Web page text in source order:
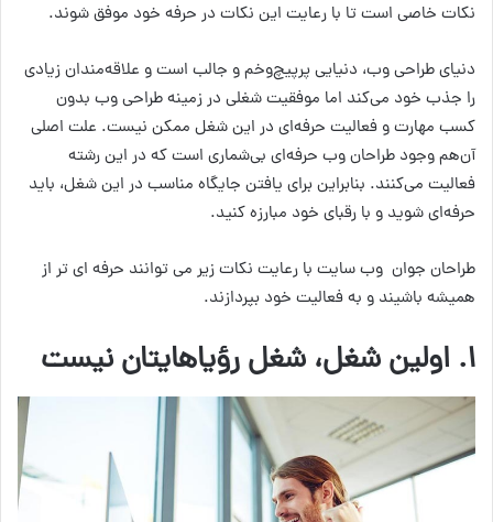
نکات خاصی است تا با رعایت این نکات در حرفه خود موفق شوند.
دنیای طراحی وب، دنیایی پرپیچ‌وخم و جالب است و علاقه‌مندان زیادی
را جذب خود می‌کند اما موفقیت شغلی در زمینه طراحی وب بدون
کسب مهارت و فعالیت حرفه‌ای در این شغل ممکن نیست. علت اصلی
آن‌هم وجود طراحان وب حرفه‌ای بی‌شماری است که در این رشته
فعالیت می‌کنند. بنابراین برای یافتن جایگاه مناسب در این شغل، باید
حرفه‌ای شوید و با رقبای خود مبارزه کنید.
طراحان جوان وب سایت با رعایت نکات زیر می توانند حرفه ای تر از
همیشه باشیند و به فعالیت خود بپردازند.
۱. اولین شغل، شغل رؤیاهایتان نیست